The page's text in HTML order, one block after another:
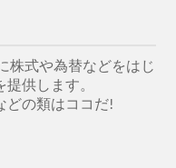
株式や為替などをはじ
供します。
どの類はココだ!